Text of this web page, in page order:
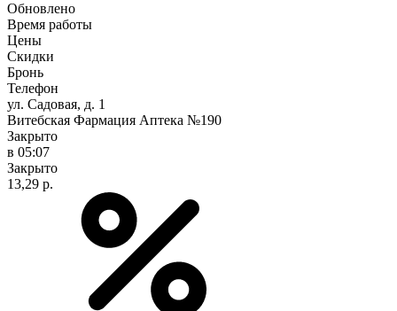
Обновлено
Время работы
Цены
Скидки
Бронь
Телефон
ул. Садовая, д. 1
Витебская Фармация Аптека №190
Закрыто
в 05:07
Закрыто
13,29 р.